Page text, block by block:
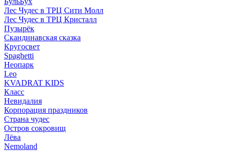
Лес Чудес в ТРЦ Сити Молл
Лес Чудес в ТРЦ Кристалл
Пузырëк
Скандинавская сказка
Кругосвет
Spaghetti
Неопарк
Leo
KVADRAT KIDS
Класс
Невидалия
Корпорация праздников
Страна чудес
Остров сокровищ
Лёва
Nemoland